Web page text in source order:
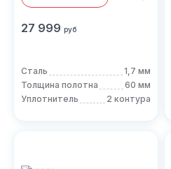
27 999 руб
Сталь
1,7 мм
Толщина полотна
60 мм
Уплотнитель
2 контура